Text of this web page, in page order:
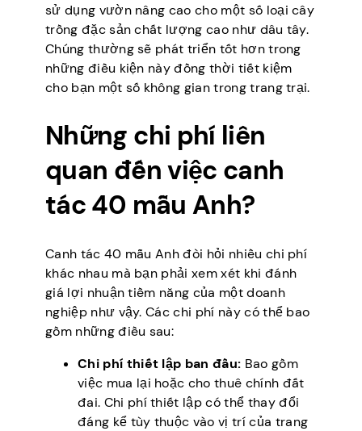
sử dụng vườn nâng cao cho một số loại cây
trồng đặc sản chất lượng cao như dâu tây.
Chúng thường sẽ phát triển tốt hơn trong
những điều kiện này đồng thời tiết kiệm
cho bạn một số không gian trong trang trại.
Những chi phí liên
quan đến việc canh
tác 40 mẫu Anh?
Canh tác 40 mẫu Anh đòi hỏi nhiều chi phí
khác nhau mà bạn phải xem xét khi đánh
giá lợi nhuận tiềm năng của một doanh
nghiệp như vậy. Các chi phí này có thể bao
gồm những điều sau:
Chi phí thiết lập ban đầu: Bao gồm
việc mua lại hoặc cho thuê chính đất
đai. Chi phí thiết lập có thể thay đổi
đáng kể tùy thuộc vào vị trí của trang